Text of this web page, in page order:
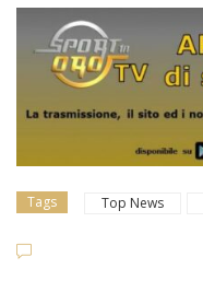
Tags Top News